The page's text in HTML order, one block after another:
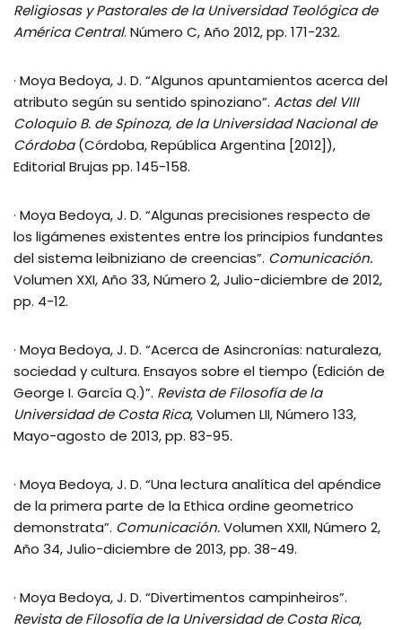
Religiosas y Pastorales de la Universidad Teológica de
América Central. Número C, Año 2012, pp. 171-232.
· Moya Bedoya, J. D. “Algunos apuntamientos acerca del
atributo según su sentido spinoziano”. Actas del VIII
Coloquio B. de Spinoza, de la Universidad Nacional de
Córdoba(Córdoba, República Argentina [2012]),
Editorial Brujas pp. 145-158.
· Moya Bedoya, J. D. “Algunas precisiones respecto de
los ligámenes existentes entre los principios fundantes
del sistema leibniziano de creencias”. Comunicación.
Volumen XXI, Año 33, Número 2, Julio-diciembre de 2012,
pp. 4-12.
· Moya Bedoya, J. D. “Acerca de Asincronías: naturaleza,
sociedad y cultura. Ensayos sobre el tiempo (Edición de
George I. García Q.)”. Revista de Filosofía de la
Universidad de Costa Rica, Volumen LII, Número 133,
Mayo-agosto de 2013, pp. 83-95.
· Moya Bedoya, J. D. “Una lectura analítica del apéndice
de la primera parte de la Ethica ordine geometrico
demonstrata”. Comunicación.Volumen XXII, Número 2,
Año 34, Julio-diciembre de 2013, pp. 38-49.
· Moya Bedoya, J. D. “Divertimentos campinheiros”.
Revista de Filosofía de la Universidad de Costa Rica,